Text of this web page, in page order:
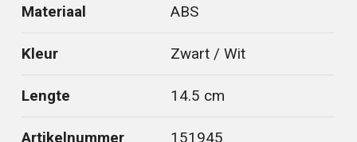
Materiaal ABS
Kleur Zwart / Wit
Lengte 14.5 cm
Artikelnummer 151945